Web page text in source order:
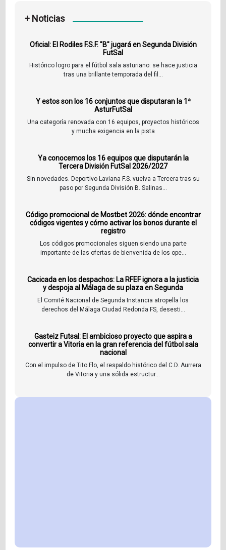
+ Noticias
Oficial: El Rodiles F.S.F. "B" jugará en Segunda División
FutSal
Histórico logro para el fútbol sala asturiano: se hace justicia
tras una brillante temporada del fil...
Y estos son los 16 conjuntos que disputaran la 1ª
AsturFutSal
Una categoría renovada con 16 equipos, proyectos históricos
y mucha exigencia en la pista
Ya conocemos los 16 equipos que disputarán la
Tercera División FutSal 2026/2027
Sin novedades. Deportivo Laviana F.S. vuelva a Tercera tras su
paso por Segunda División B. Salinas...
Código promocional de Mostbet 2026: dónde encontrar
códigos vigentes y cómo activar los bonos durante el
registro
Los códigos promocionales siguen siendo una parte
importante de las ofertas de bienvenida de los ope...
Cacicada en los despachos: La RFEF ignora a la justicia
y despoja al Málaga de su plaza en Segunda
El Comité Nacional de Segunda Instancia atropella los
derechos del Málaga Ciudad Redonda FS, desesti...
Gasteiz Futsal: El ambicioso proyecto que aspira a
convertir a Vitoria en la gran referencia del fútbol sala
nacional
Con el impulso de Tito Flo, el respaldo histórico del C.D. Aurrera
de Vitoria y una sólida estructur...